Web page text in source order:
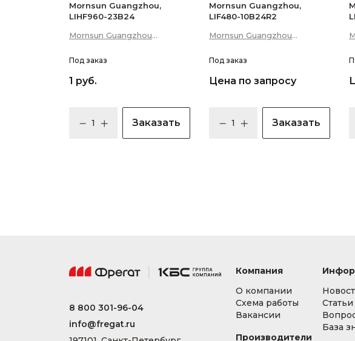
Mornsun Guangzhou,
LIHF960-23B24
Mornsun Guangzhou
Co., Ltd
Под заказ
1 руб.
Заказать
Mornsun Guangzhou,
LIF480-10B24R2
Mornsun Guangzhou
Co., Ltd
Под заказ
Цена по запросу
Заказать
8 800 301-96-04
info@fregat.ru
Компания
О компании
Схема работы
Вакансии
Производители
Статьи
База